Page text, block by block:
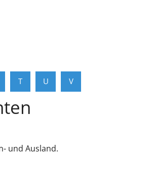
T U V
und Ausland.